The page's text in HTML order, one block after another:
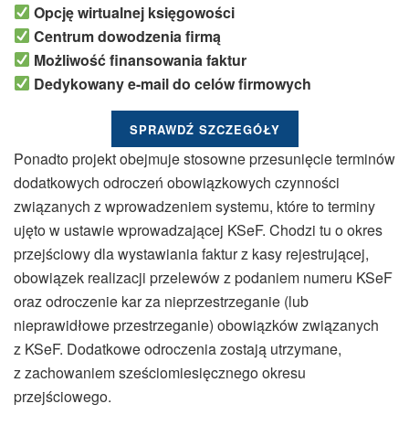
Opcję wirtualnej księgowości
Centrum dowodzenia firmą
Możliwość finansowania faktur
Dedykowany e-mail do celów firmowych
SPRAWDŹ SZCZEGÓŁY
Ponadto projekt obejmuje stosowne przesunięcie terminów
dodatkowych odroczeń obowiązkowych czynności
związanych z wprowadzeniem systemu, które to terminy
ujęto w ustawie wprowadzającej KSeF. Chodzi tu o okres
przejściowy dla wystawiania faktur z kasy rejestrującej,
obowiązek realizacji przelewów z podaniem numeru KSeF
oraz odroczenie kar za nieprzestrzeganie (lub
nieprawidłowe przestrzeganie) obowiązków związanych
z KSeF. Dodatkowe odroczenia zostają utrzymane,
z zachowaniem sześciomiesięcznego okresu
przejściowego.